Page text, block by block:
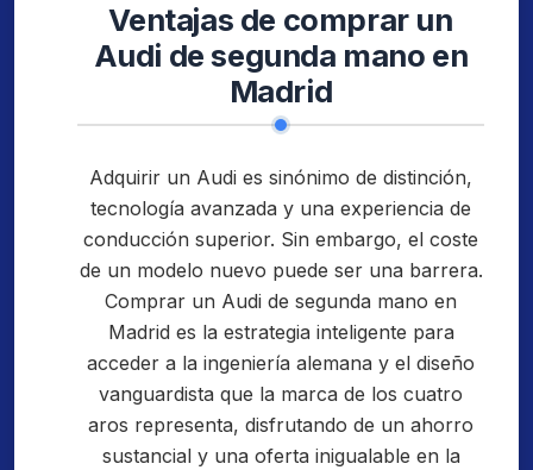
Ventajas de comprar un
Audi de segunda mano en
Madrid
Adquirir un Audi es sinónimo de distinción,
tecnología avanzada y una experiencia de
conducción superior. Sin embargo, el coste
de un modelo nuevo puede ser una barrera.
Comprar un Audi de segunda mano en
Madrid es la estrategia inteligente para
acceder a la ingeniería alemana y el diseño
vanguardista que la marca de los cuatro
aros representa, disfrutando de un ahorro
sustancial y una oferta inigualable en la